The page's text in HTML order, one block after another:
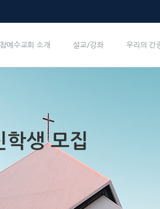
참예수교회 소개 설교/강좌 우리의 간
학생 모집